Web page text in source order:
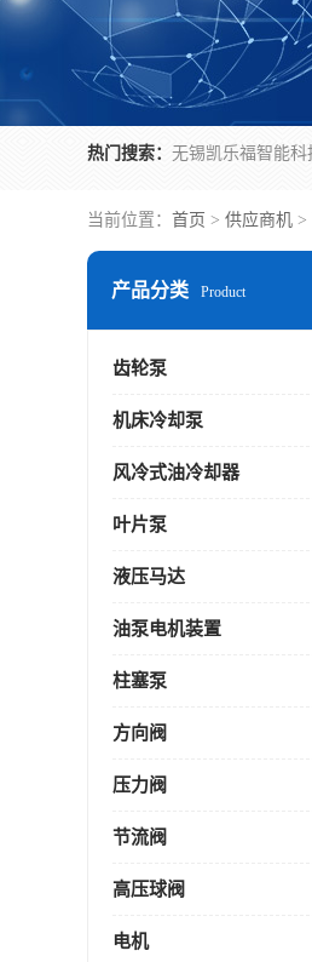
热门搜索：
当前位置： 首页 > 供应商机 >
产品分类 Product
齿轮泵
机床冷却泵
风冷式油冷却器
叶片泵
液压马达
油泵电机装置
柱塞泵
方向阀
压力阀
节流阀
高压球阀
电机